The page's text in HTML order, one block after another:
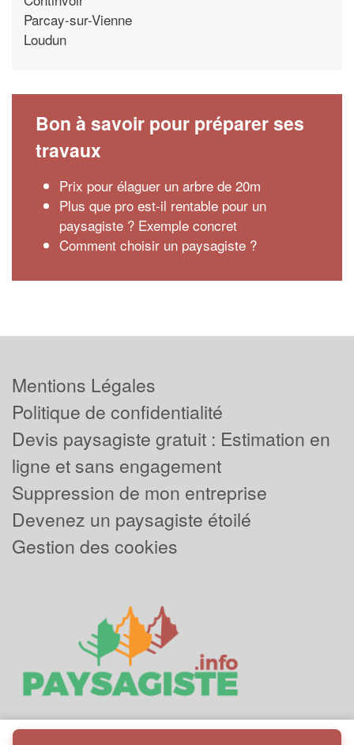
Parcay-sur-Vienne
Loudun
Bon à savoir pour préparer ses
travaux
Prix pour élaguer un arbre de 20m
Plus que pro est-il rentable pour un
paysagiste ? Exemple concret
Comment choisir un paysagiste ?
Mentions Légales
Politique de confidentialité
Devis paysagiste gratuit : Estimation en
ligne et sans engagement
Suppression de mon entreprise
Devenez un paysagiste étoilé
Gestion des cookies